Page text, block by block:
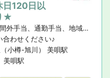
120日以
★
年収400万円〜540万円 時間外手当、通勤手当、地域手当、資格手当
わせください♪
小樽-旭川） 美唄駅
美唄駅